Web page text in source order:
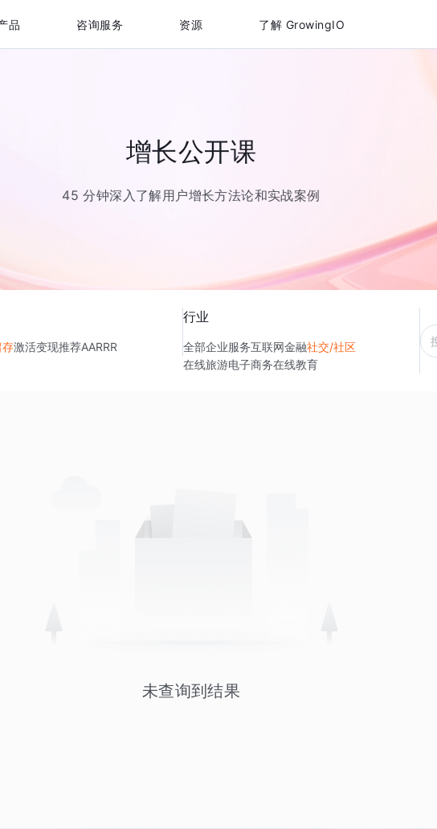
品 咨询服务 资源 了解 GrowingIO
增长公开课
45 分钟深入了解用户增长方法论和实战案例
存激活变现推荐AARRR
行业
全部企业服务互联网金融社交/社区
在线旅游电子商务在线教育
未查询到结果